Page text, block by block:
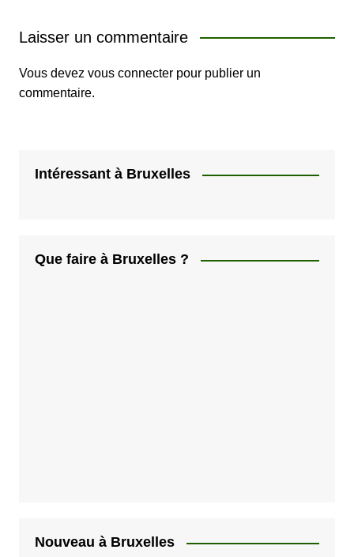
Laisser un commentaire
Vous devez vous connecterpour publier un
commentaire.
Intéressant à Bruxelles
Que faire à Bruxelles ?
Nouveau à Bruxelles